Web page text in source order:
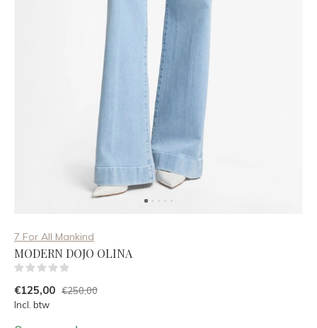
7 For All Mankind
MODERN DOJO OLINA
€125,00 €250,00
Incl. btw